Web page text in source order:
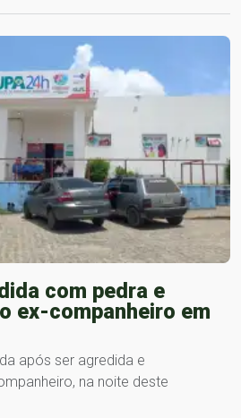
com pedra e
ex-companheiro em
após ser agredida e
na noite deste